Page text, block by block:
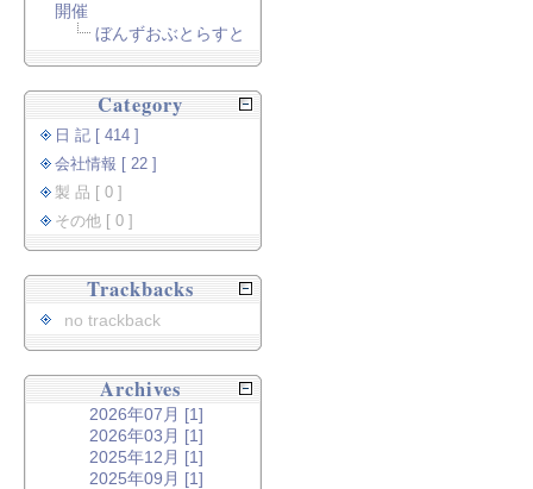
開催
ぼんずおぶとらすと
Category
日 記 [ 414 ]
会社情報 [ 22 ]
製 品 [ 0 ]
その他 [ 0 ]
Trackbacks
no trackback
Archives
2026年07月 [1]
2026年03月 [1]
2025年12月 [1]
2025年09月 [1]